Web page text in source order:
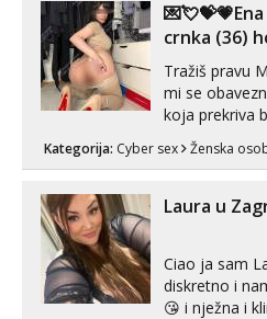
crnka (36)
Tražiš pravu
mi se
koja prekriva
vidio, čista
bolje da ni ne
vjeruj mi,
spremna za
Kategorija: Cyber sex Ženska
Laura u
Ciao ja sam
diskretno i
😘 i nježna i